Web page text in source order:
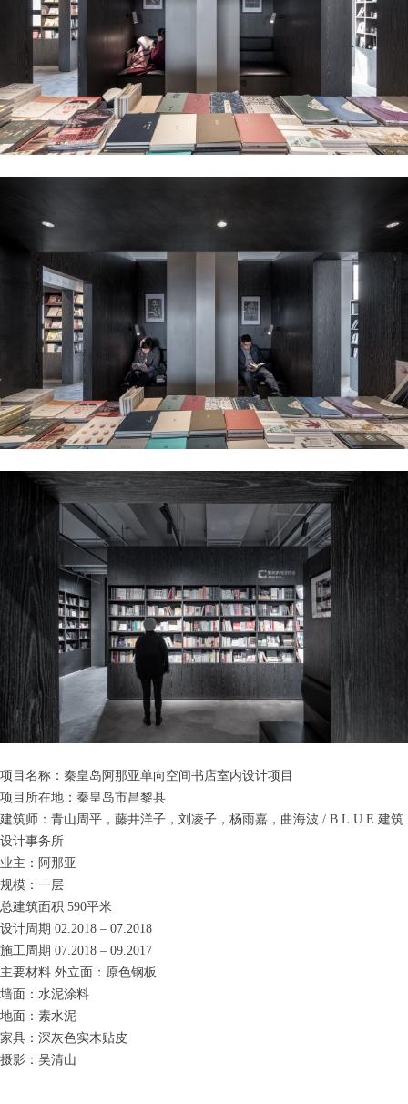
项目名称：秦皇岛阿那亚单向空间书店室内设计项目
项目所在地：秦皇岛市昌黎县
建筑师：青山周平，藤井洋子，刘凌子，杨雨嘉，曲海波 / B.L.U.E.建筑
设计事务所
业主：阿那亚
规模：一层
总建筑面积 590平米
设计周期 02.2018 – 07.2018
施工周期 07.2018 – 09.2017
主要材料 外立面：原色钢板
墙面：水泥涂料
地面：素水泥
家具：深灰色实木贴皮
摄影：吴清山